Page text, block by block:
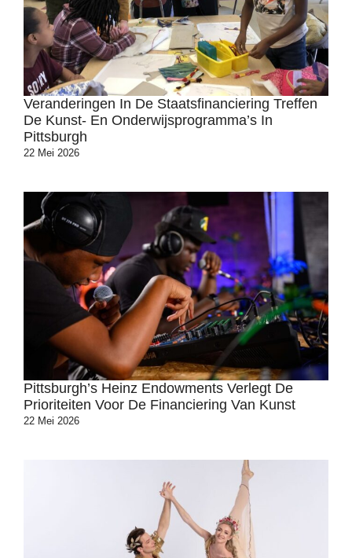
Veranderingen In De Staatsfinanciering Treffen
De Kunst- En Onderwijsprogramma’s In
Pittsburgh
22 Mei 2026
Pittsburgh’s Heinz Endowments Verlegt De
Prioriteiten Voor De Financiering Van Kunst
22 Mei 2026